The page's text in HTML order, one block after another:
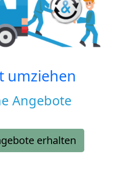
umziehen
Angebote
erhalten